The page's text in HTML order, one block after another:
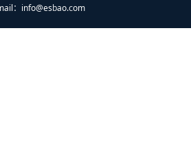
： info@esbao.com